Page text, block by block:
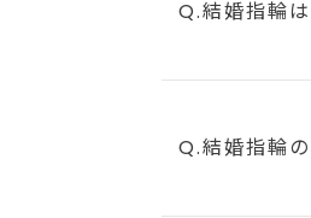
Q.結婚指輪
Q.結婚指輪